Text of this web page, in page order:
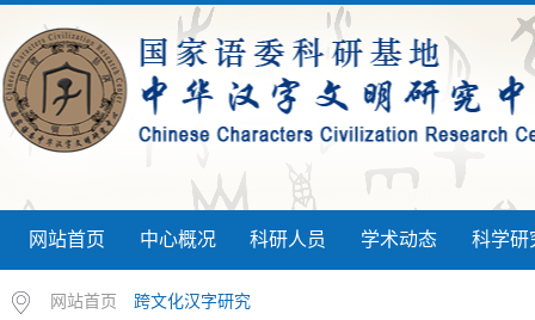
网站首页 中心概况 科研人员 学术动态 科学研
网站首页 跨文化汉字研究